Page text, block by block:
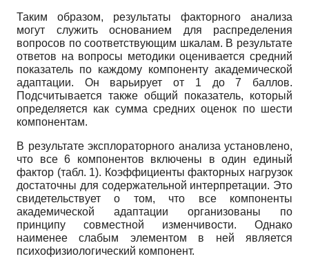
Таким образом, результаты факторного анализа
могут служить основанием для распределения
вопросов по соответствующим шкалам. В результате
ответов на вопросы методики оценивается средний
показатель по каждому компоненту академической
адаптации. Он варьирует от 1 до 7 баллов.
Подсчитывается также общий показатель, который
определяется как сумма средних оценок по шести
компонентам.
В результате эксплораторного анализа установлено,
что все 6 компонентов включены в один единый
фактор (табл. 1). Коэффициенты факторных нагрузок
достаточны для содержательной интерпретации. Это
свидетельствует о том, что все компоненты
академической адаптации организованы по
принципу совместной изменчивости. Однако
наименее слабым элементом в ней является
психофизиологический компонент.